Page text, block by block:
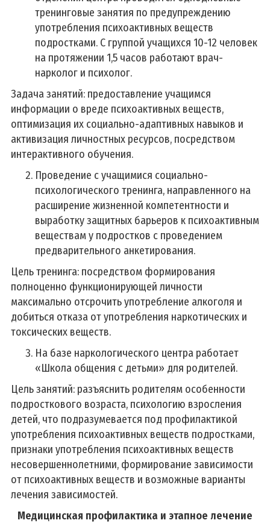
тренинговые занятия по предупреждению
употребления психоактивных веществ
подростками. С группой учащихся 10-12 человек
на протяжении 1,5 часов работают врач-
нарколог и психолог.
Задача занятий: предоставление учащимся
информации о вреде психоактивных веществ,
оптимизация их социально-адаптивных навыков и
активизация личностных ресурсов, посредством
интерактивного обучения.
Проведение с учащимися социально-
психологического тренинга, направленного на
расширение жизненной компетентности и
выработку защитных барьеров к психоактивным
веществам у подростков с проведением
предварительного анкетирования.
Цель тренинга: посредством формирования
полноценно функционирующей личности
максимально отсрочить употребление алкоголя и
добиться отказа от употребления наркотических и
токсических веществ.
На базе наркологического центра работает
«Школа общения с детьми» для родителей.
Цель занятий: разъяснить родителям особенности
подросткового возраста, психологию взросления
детей, что подразумевается под профилактикой
употребления психоактивных веществ подростками,
признаки употребления психоактивных веществ
несовершеннолетними, формирование зависимости
от психоактивных веществ и возможные варианты
лечения зависимостей.
Медицинская профилактика и этапное лечение